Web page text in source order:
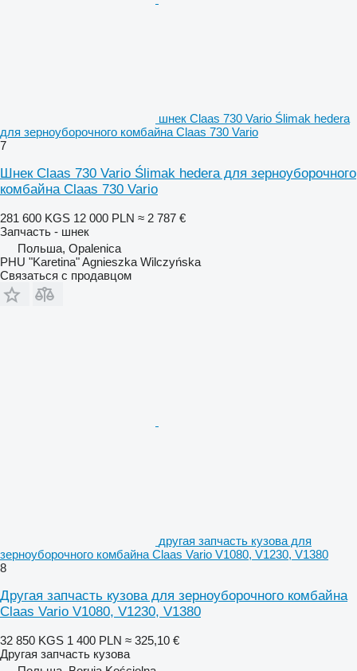
шнек Claas 730 Vario Ślimak hedera
для зерноуборочного комбайна Claas 730 Vario
7
Шнек Claas 730 Vario Ślimak hedera для зерноуборочного
комбайна Claas 730 Vario
281 600 KGS 12 000 PLN ≈ 2 787 €
Запчасть - шнек
Польша, Opalenica
PHU "Karetina" Agnieszka Wilczyńska
Связаться с продавцом
другая запчасть кузова для
зерноуборочного комбайна Claas Vario V1080, V1230, V1380
8
Другая запчасть кузова для зерноуборочного комбайна
Claas Vario V1080, V1230, V1380
32 850 KGS 1 400 PLN ≈ 325,10 €
Другая запчасть кузова